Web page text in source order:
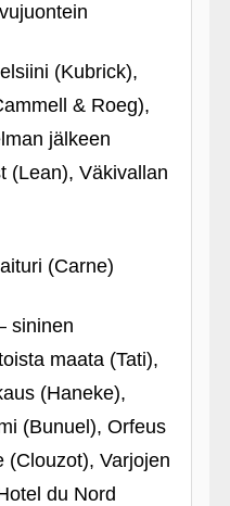
(Kubrick),
& Roeg),
jälkeen
(Lean), Väkivallan
(Carne)
sininen
maata (Tati),
(Haneke),
(Bunuel), Orfeus
(Clouzot), Varjojen
du Nord